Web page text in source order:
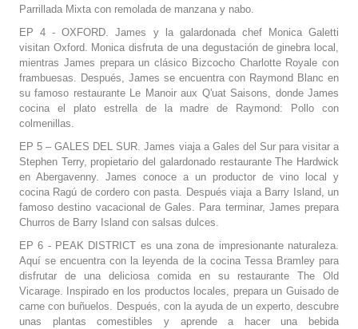
Parrillada Mixta con remolada de manzana y nabo.
EP 4 - OXFORD. James y la galardonada chef Monica Galetti
visitan Oxford. Monica disfruta de una degustación de ginebra local,
mientras James prepara un clásico Bizcocho Charlotte Royale con
frambuesas. Después, James se encuentra con Raymond Blanc en
su famoso restaurante Le Manoir aux Q'uat Saisons, donde James
cocina el plato estrella de la madre de Raymond: Pollo con
colmenillas.
EP 5 – GALES DEL SUR. James viaja a Gales del Sur para visitar a
Stephen Terry, propietario del galardonado restaurante The Hardwick
en Abergavenny. James conoce a un productor de vino local y
cocina Ragú de cordero con pasta. Después viaja a Barry Island, un
famoso destino vacacional de Gales. Para terminar, James prepara
Churros de Barry Island con salsas dulces.
EP 6 - PEAK DISTRICT es una zona de impresionante naturaleza.
Aquí se encuentra con la leyenda de la cocina Tessa Bramley para
disfrutar de una deliciosa comida en su restaurante The Old
Vicarage. Inspirado en los productos locales, prepara un Guisado de
carne con buñuelos. Después, con la ayuda de un experto, descubre
unas plantas comestibles y aprende a hacer una bebida